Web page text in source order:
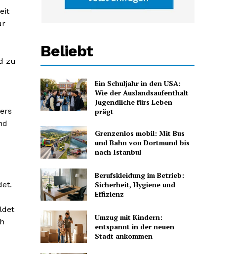
zu
Beliebt
Ein Schuljahr in den USA:
Wie der Auslandsaufenthalt
Jugendliche fürs Leben
prägt
Grenzenlos mobil: Mit Bus
und Bahn von Dortmund bis
nach Istanbul
Berufskleidung im Betrieb:
Sicherheit, Hygiene und
Effizienz
Umzug mit Kindern:
entspannt in der neuen
Stadt ankommen